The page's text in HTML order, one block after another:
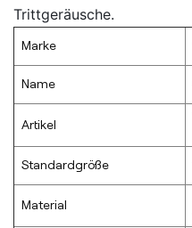
Trittgeräusche.
Marke
Name
Artikel
Standardgröße
Material